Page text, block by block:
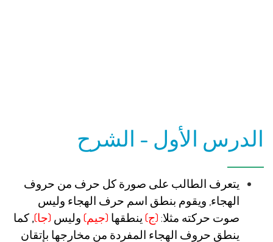
الدرس الأول - الشرح
يتعرف الطالب على صورة كل حرف من حروف
الهجاء, ويقوم بنطق اسم حرف الهجاء وليس
صوت حركته مثلا: (ج) ينطقها (جيم) وليس (جا), كما
ينطق حروف الهجاء المفردة من مخارجها بإتقان